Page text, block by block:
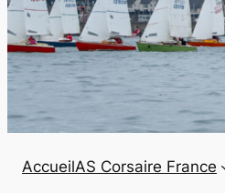
AccueilAS Corsaire France